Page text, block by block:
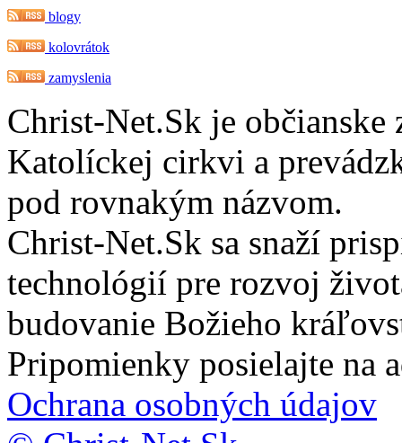
blogy
kolovrátok
zamyslenia
Christ-Net.Sk je
Katolíckej cirkvi a
pod rovnakým názvom.
Christ-Net.Sk sa snaží
technológií pre rozvoj
budovanie Božieho
Pripomienky posielajte na
Ochrana osobných údajov